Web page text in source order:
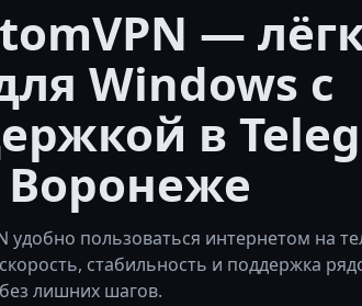
—
Windows с
в
удобно пользоваться интернетом на
стабильность и поддержка
лишних шагов.